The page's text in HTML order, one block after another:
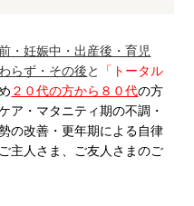
・妊娠中・出産後・育児
らず・その後と
「トータル
２０代の方から８０代の方
ア・マタニティ期の不調・
の改善・更年期による自律
主人さま、ご友人さまのご